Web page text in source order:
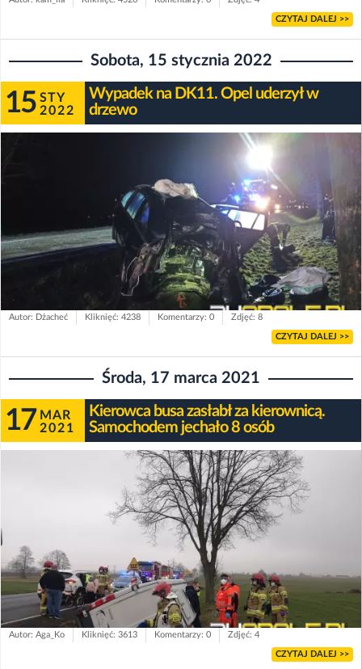
CZYTAJ DALEJ >>
Sobota, 15 stycznia 2022
15 STY
2022
Wypadek na DK11. Opel uderzył w
drzewo
Autor: Dżacheć Kliknięć: 4238 Komentarzy: 0 Zdjęć: 8
CZYTAJ DALEJ >>
Środa, 17 marca 2021
17 MAR
2021
Kierowca busa zasłabł za kierownicą.
Samochodem jechało 8 osób
Autor: Aga_Ko Kliknięć: 3613 Komentarzy: 0 Zdjęć: 4
CZYTAJ DALEJ >>